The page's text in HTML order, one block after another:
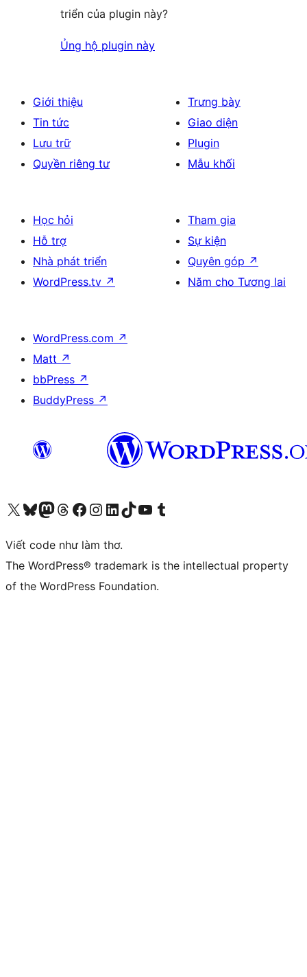
triển của plugin này?
Ủng hộ plugin này
Giới thiệu
Tin tức
Lưu trữ
Quyền riêng tư
Trưng bày
Giao diện
Plugin
Mẫu khối
Học hỏi
Hỗ trợ
Nhà phát triển
WordPress.tv ↗
Tham gia
Sự kiện
Quyên góp ↗
Năm cho Tương lai
WordPress.com ↗
Matt ↗
bbPress ↗
BuddyPress ↗
Truy cập tài khoản X (trước đây là Twitter) của chúng tôiVisit our Bluesky account
Visit our Mastodon account
Visit our Threads account
Xem trang Facebook của chúng tôiTruy cập tài khoản Instagram của chúng tôiTruy cập tài khoản LinkedIn của chúng tôiVisit our TikTok account
Truy cập kênh YouTube của chúng tôi Visit our Tumblr account
Viết code như làm thơ.
The WordPress® trademark is the intellectual property
of the WordPress Foundation.